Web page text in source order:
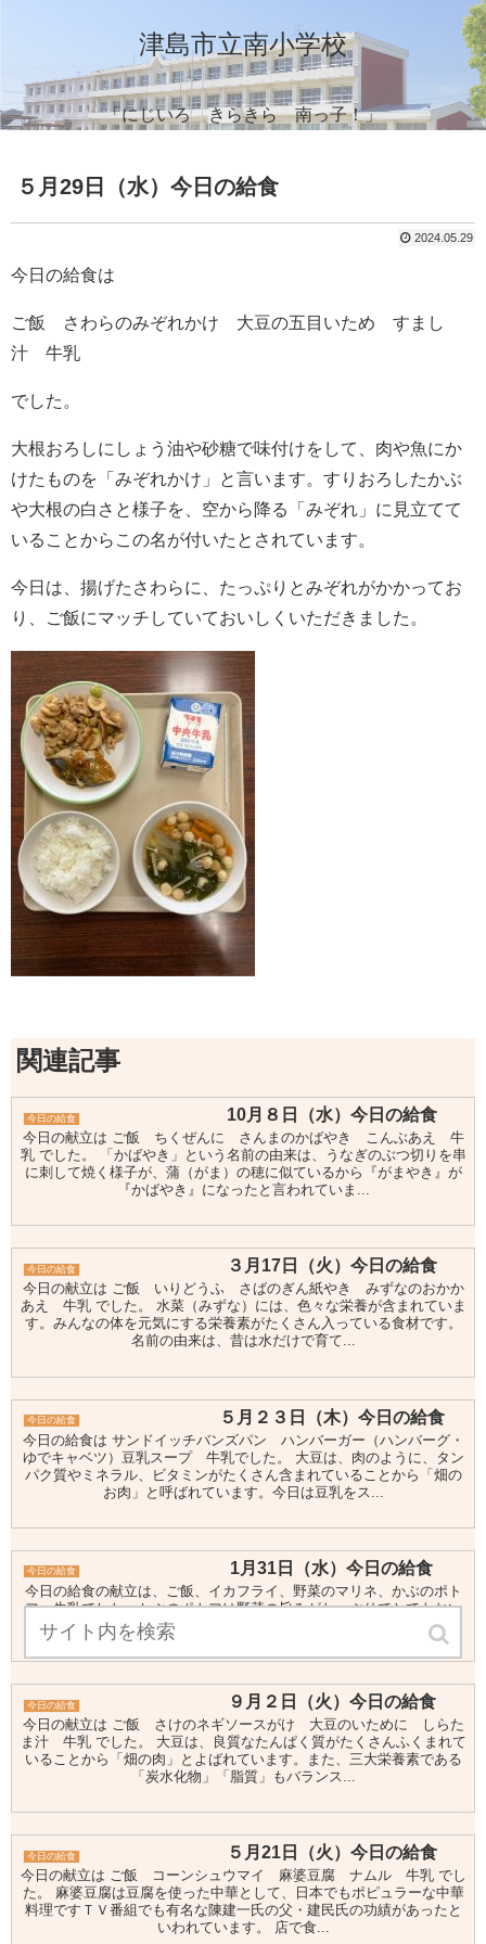
津島市立南小学校
「にじいろ きらきら 南っ子！」
５月29日（水）今日の給食
2024.05.29
今日の給食は
ご飯 さわらのみぞれかけ 大豆の五目いため すまし
汁 牛乳
でした。
大根おろしにしょう油や砂糖で味付けをして、肉や魚にか
けたものを「みぞれかけ」と言います。すりおろしたかぶ
や大根の白さと様子を、空から降る「みぞれ」に見立てて
いることからこの名が付いたとされています。
今日は、揚げたさわらに、たっぷりとみぞれがかかってお
り、ご飯にマッチしていておいしくいただきました。
関連記事
今日の給食 10月８日（水）今日の給食
今日の献立は ご飯 ちくぜんに さんまのかばやき こんぶあえ 牛
乳 でした。 「かばやき」という名前の由来は、うなぎのぶつ切りを串
に刺して焼く様子が、蒲（がま）の穂に似ているから『がまやき』が
『かばやき』になったと言われていま...
今日の給食 ３月17日（火）今日の給食
今日の献立は ご飯 いりどうふ さばのぎん紙やき みずなのおかか
あえ 牛乳 でした。 水菜（みずな）には、色々な栄養が含まれていま
す。みんなの体を元気にする栄養素がたくさん入っている食材です。
名前の由来は、昔は水だけで育て...
今日の給食 ５月２３日（木）今日の給食
今日の給食は サンドイッチバンズパン ハンバーガー（ハンバーグ・
ゆでキャベツ）豆乳スープ 牛乳でした。 大豆は、肉のように、タン
パク質やミネラル、ビタミンがたくさん含まれていることから「畑の
お肉」と呼ばれています。今日は豆乳をス...
今日の給食 1月31日（水）今日の給食
今日の給食の献立は、ご飯、イカフライ、野菜のマリネ、かぶのポト
フ、牛乳でした。かぶのポトフは野菜の旨みがたっぷりでとてもおい
しかったです。イカフライはサクサクに揚げられていました。
今日の給食 ９月２日（火）今日の給食
今日の献立は ご飯 さけのネギソースがけ 大豆のいために しらた
ま汁 牛乳 でした。 大豆は、良質なたんぱく質がたくさんふくまれて
いることから「畑の肉」とよばれています。また、三大栄養素である
「炭水化物」「脂質」もバランス...
今日の給食 ５月21日（火）今日の給食
今日の献立は ご飯 コーンシュウマイ 麻婆豆腐 ナムル 牛乳 でし
た。 麻婆豆腐は豆腐を使った中華として、日本でもポピュラーな中華
料理ですＴＶ番組でも有名な陳建一氏の父・建民氏の功績があったと
いわれています。 店で食...